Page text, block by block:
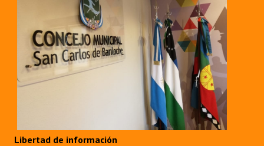
REFORMA DE LA CARTA ORGÁNICA
Libertad de información